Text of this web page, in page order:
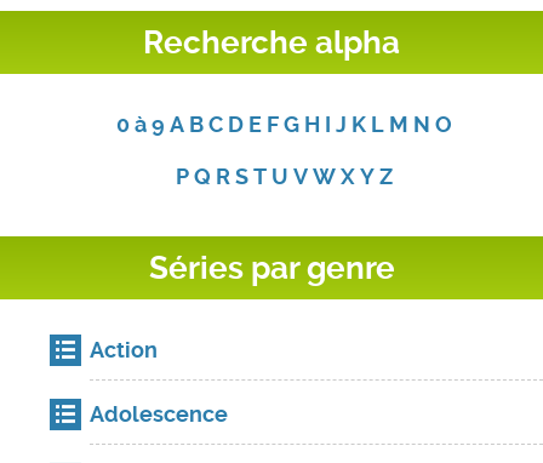
Recherche alpha
0 à 9 A B C D E F G H I J K L M N O
P Q R S T U V W X Y Z
Séries par genre
Action
Adolescence